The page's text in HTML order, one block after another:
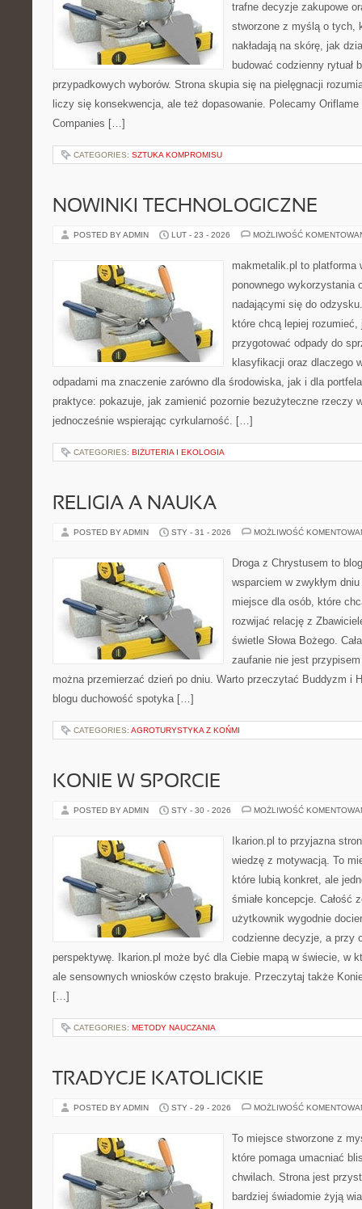
trafne decyzje zakupowe
stworzone z myślą o tych,
nakładają na skórę, jak
budować codzienny rytuał
przypadkowych wyborów. Strona skupia się na pielęgnacji
liczy się konsekwencja, ale też dopasowanie. Polecamy
Companies […]
CATEGORIES: SZTUKA KOMPROMISU
NOWINKI TECHNOLOGICZNE
POSTED BY ADMIN LUT - 23 - 2026 MOŻLIWOŚĆ
makmetalik.pl to platforma
ponownego wykorzystania
nadającymi się do
które chcą lepiej
przygotować odpady do
klasyfikacji oraz dlaczego
odpadami ma znaczenie zarówno dla środowiska, jak i dla
praktyce: pokazuje, jak zamienić pozornie bezużyteczne rzeczy
jednocześnie wspierając cyrkularność. […]
CATEGORIES: BIŻUTERIA I EKOLOGIA
RELIGIA A NAUKA
POSTED BY ADMIN STY - 31 - 2026 MOŻLIWOŚĆ
Droga z Chrystusem to
wsparciem w zwykłym
miejsce dla osób, które
rozwijać relację z
świetle Słowa Bożego.
zaufanie nie jest
można przemierzać dzień po dniu. Warto przeczytać Buddyzm i
blogu duchowość spotyka […]
CATEGORIES: AGROTURYSTYKA Z KOŃMI
KONIE W SPORCIE
POSTED BY ADMIN STY - 30 - 2026 MOŻLIWOŚĆ
Ikarion.pl to przyjazna
wiedzę z motywacją. To
które lubią konkret, ale
śmiałe koncepcje. Całość
użytkownik wygodnie
codzienne decyzje, a przy
perspektywę. Ikarion.pl może być dla Ciebie mapą w świecie, w
ale sensownych wniosków często brakuje. Przeczytaj także
[…]
CATEGORIES: METODY NAUCZANIA
TRADYCJE KATOLICKIE
POSTED BY ADMIN STY - 29 - 2026 MOŻLIWOŚĆ
To miejsce stworzone z
które pomaga umacniać
chwilach. Strona jest
bardziej świadomie żyją